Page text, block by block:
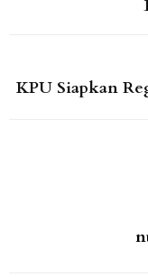
KPU Siapkan